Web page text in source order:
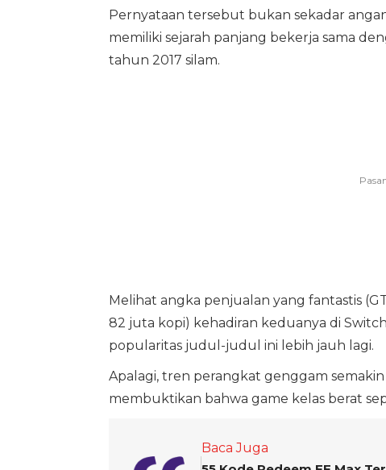
Pernyataan tersebut bukan sekadar
memiliki sejarah panjang bekerja sama
tahun 2017 silam.
Melihat angka penjualan yang fantastis
82 juta kopi) kehadiran keduanya di
popularitas judul-judul ini lebih jauh lagi.
Apalagi, tren perangkat genggam
membuktikan bahwa game kelas berat
Baca Juga